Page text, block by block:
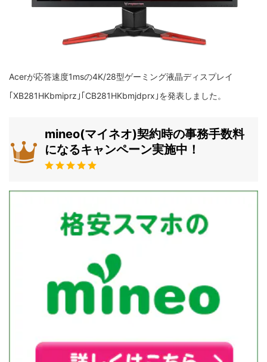
Acerが応答速度1msの4K/28型ゲーミング液晶ディスプレイ
｢XB281HKbmiprz｣｢CB281HKbmjdprx｣を発表しました。
mineo(マイネオ)契約時の事務手数料
になるキャンペーン実施中！